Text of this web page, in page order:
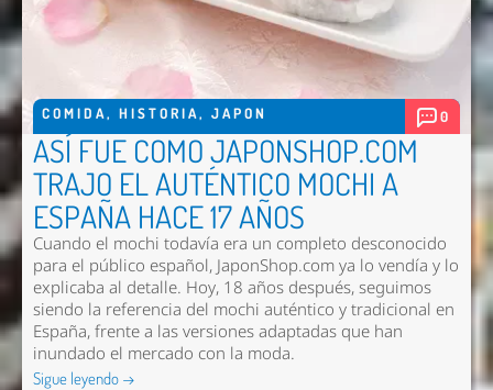
COMIDA, HISTORIA, JAPON 0
ASÍ FUE COMO JAPONSHOP.COM
TRAJO EL AUTÉNTICO MOCHI A
ESPAÑA HACE 17 AÑOS
Cuando el mochi todavía era un completo desconocido
para el público español, JaponShop.com ya lo vendía y lo
explicaba al detalle. Hoy, 18 años después, seguimos
siendo la referencia del mochi auténtico y tradicional en
España, frente a las versiones adaptadas que han
inundado el mercado con la moda.
Sigue leyendo →